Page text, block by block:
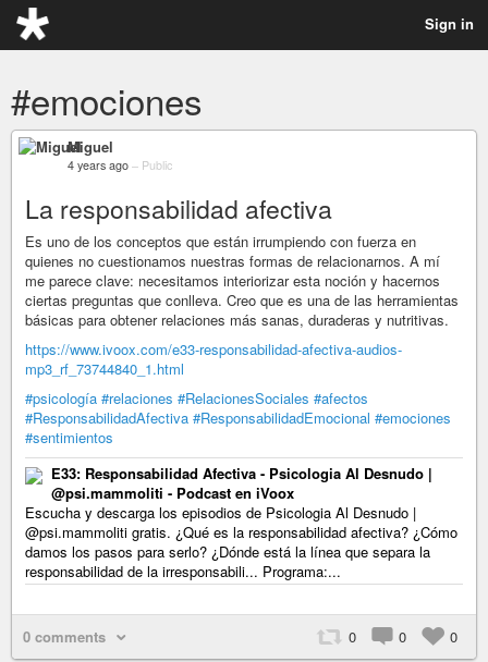
Sign in
#emociones
Miguel
4 years ago – Public
La responsabilidad afectiva
Es uno de los conceptos que están irrumpiendo con fuerza en
quienes no cuestionamos nuestras formas de relacionarnos. A mí
me parece clave: necesitamos interiorizar esta noción y hacernos
ciertas preguntas que conlleva. Creo que es una de las herramientas
básicas para obtener relaciones más sanas, duraderas y nutritivas.
https://www.ivoox.com/e33-responsabilidad-afectiva-audios-
mp3_rf_73744840_1.html
#psicología #relaciones #RelacionesSociales #afectos
#ResponsabilidadAfectiva #ResponsabilidadEmocional #emociones
#sentimientos
E33: Responsabilidad Afectiva - Psicologia Al Desnudo |
@psi.mammoliti - Podcast en iVoox
Escucha y descarga los episodios de Psicologia Al Desnudo |
@psi.mammoliti gratis. ¿Qué es la responsabilidad afectiva? ¿Cómo
damos los pasos para serlo? ¿Dónde está la línea que separa la
responsabilidad de la irresponsabili... Programa:...
0 comments 0 0 0